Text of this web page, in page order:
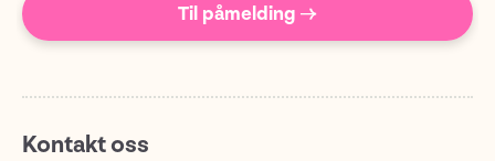
Til påmelding →
Kontakt oss